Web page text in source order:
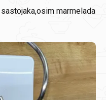
marmelada